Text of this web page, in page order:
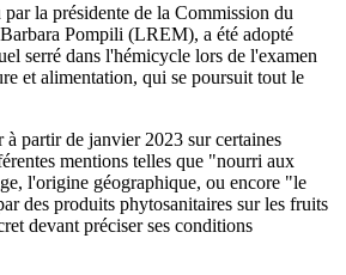
la présidente de la Commission du
Pompili (LREM), a été adopté
serré dans l'hémicycle lors de l'examen
et alimentation, qui se poursuit tout le
partir de janvier 2023 sur certaines
mentions telles que "nourri aux
l'origine géographique, ou encore "le
des produits phytosanitaires sur les fruits
devant préciser ses conditions